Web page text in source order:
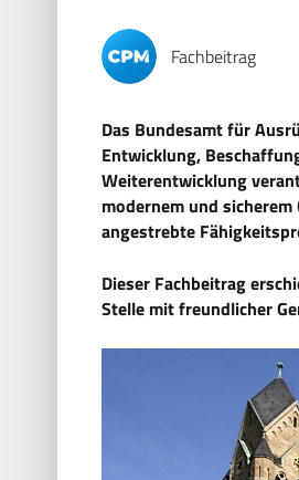
Fachbeitrag
Das Bundesamt für
Entwicklung,
Weiterentwicklung
modernem und
angestrebte
Dieser Fachbeitrag
Stelle mit freundlicher